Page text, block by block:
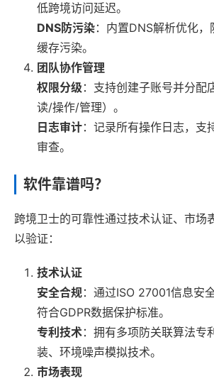
低跨境访问延迟。
DNS防污染：内置DNS解析优化
缓存污染。
团队协作管理
权限分级 ：支持创建子账号并分配
读/操作/管理）。
日志审计：记录所有操作日志，支
审查。
软件靠谱吗？
跨境卫士的可靠性通过技术认证、市场
以验证：
技术认证
安全合规：通过ISO 27001信息安
符合GDPR数据保护标准。
专利技术：拥有多项防关联算法专
装、环境噪声模拟技术。
市场表现